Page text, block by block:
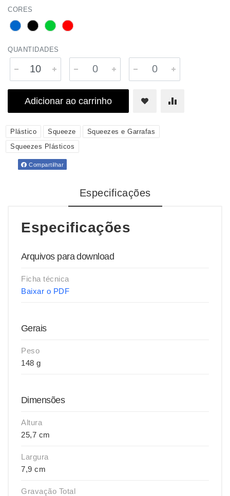
CORES
QUANTIDADES
Adicionar ao carrinho
Plástico Squeeze
Squeezes e Garrafas
Squeezes Plásticos
Compartilhar
Especificações
Especificações
Arquivos para download
Ficha técnica
Baixar o PDF
Gerais
Peso
148 g
Dimensões
Altura
25,7 cm
Largura
7,9 cm
Gravação Total